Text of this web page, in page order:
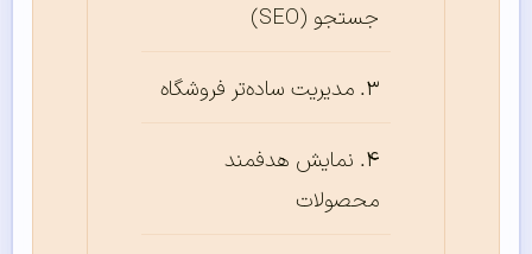
جستجو (SEO)
مدیریت ساده‌تر فروشگاه
نمایش هدفمند
محصولات